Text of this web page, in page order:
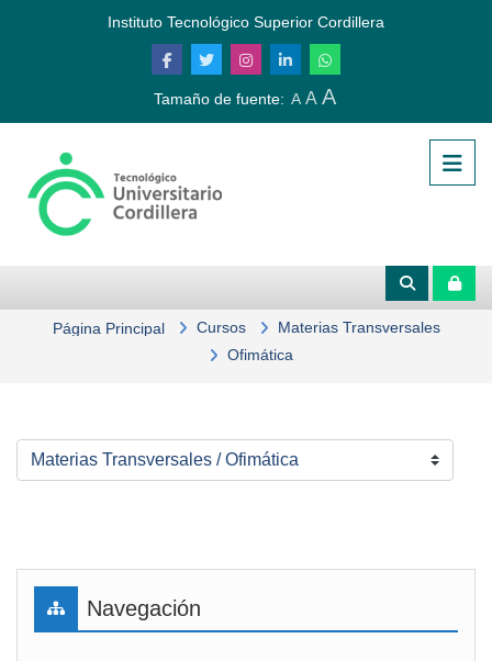
Saltar al contenido principal
Instituto Tecnológico Superior Cordillera
Tamaño de fuente: A A A
Página Principal Cursos
Materias Transversales
Ofimática
Bloques
Navegación